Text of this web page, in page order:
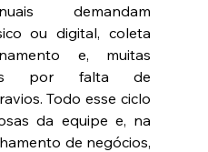
demandam
ou digital, coleta
e, muitas
por falta de
Todo esse ciclo
da equipe e, na
de negócios,